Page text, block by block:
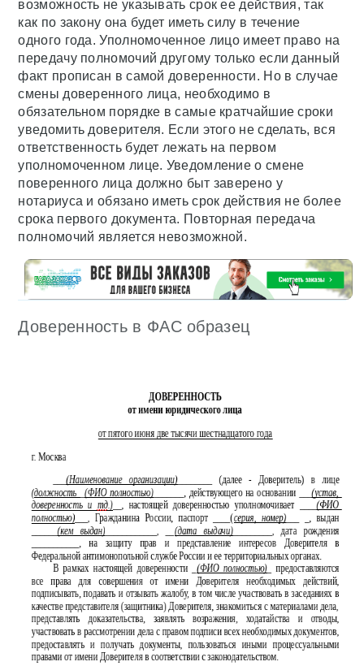
возможность не указывать срок ее действия, так
как по закону она будет иметь силу в течение
одного года. Уполномоченное лицо имеет право на
передачу полномочий другому только если данный
факт прописан в самой доверенности. Но в случае
смены доверенного лица, необходимо в
обязательном порядке в самые кратчайшие сроки
уведомить доверителя. Если этого не сделать, вся
ответственность будет лежать на первом
уполномоченном лице. Уведомление о смене
поверенного лица должно быт заверено у
нотариуса и обязано иметь срок действия не более
срока первого документа. Повторная передача
полномочий является невозможной.
Доверенность в ФАС образец